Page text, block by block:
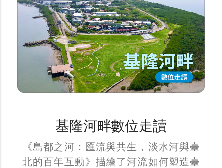
基隆河畔數位走讀
《島都之河：匯流與共生，淡水河與臺
北的百年互動》描繪了河流如何塑造臺